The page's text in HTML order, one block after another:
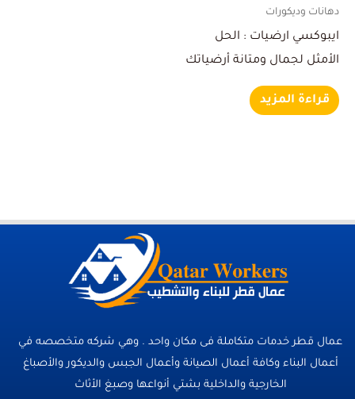
دهانات وديكورات
ايبوكسي ارضيات : الحل
الأمثل لجمال ومتانة أرضياتك
قراءة المزيد
عمال قطر خدمات متكاملة فى مكان واحد . وهي شركه متخصصه في
أعمال البناء وكافة أعمال الصيانة وأعمال الجبس والديكور والأصباغ
الخارجية والداخلية بشتي أنواعها وصبغ الأثاث